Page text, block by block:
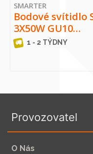
SMARTER
Bodové svítidlo
3X50W GU10…
1 - 2 TÝDNY
Provozovatel
O Nás